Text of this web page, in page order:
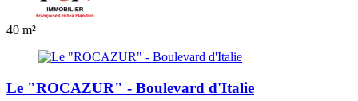
40 m²
Le "ROCAZUR" - Boulevard d'Italie